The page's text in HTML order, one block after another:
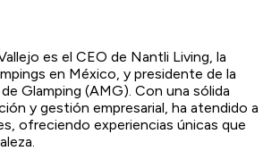
es el CEO de Nantli Living, la
en México, y presidente de la
Glamping (AMG). Con una sólida
y gestión empresarial, ha atendido a
ofreciendo experiencias únicas que